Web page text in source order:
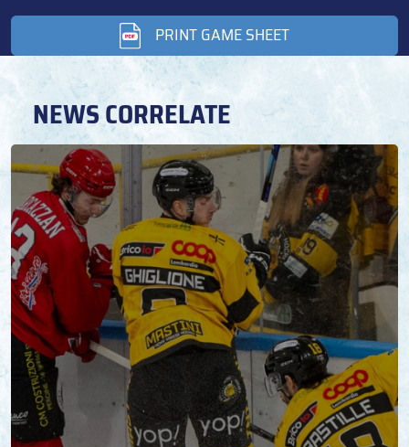
PRINT GAME SHEET
NEWS CORRELATE